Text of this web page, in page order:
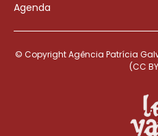
Agenda
© Copyright Agência Patrícia
(CC